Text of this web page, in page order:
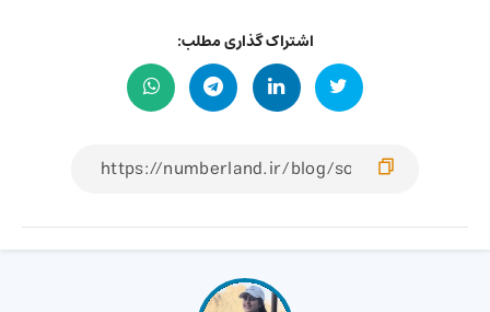
اشتراک گذاری مطلب: